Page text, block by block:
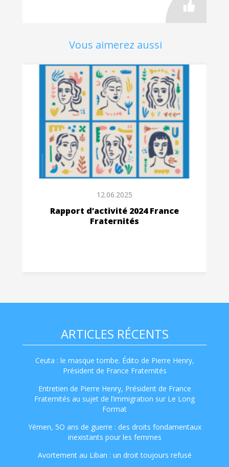
Vous aimerez aussi
12.06.2025
Rapport d’activité 2024 France
Fraternités
ARTICLES RÉCENTS
Ceuta : le masque tombe. Édito de Pierre Henry,
Président de France Fraternités
Entretien de Pierre Henry, Président de France
Fraternités au sujet de l’immigration sur Le Long
Format
Yémen, 5O ans de guerre : des droits fondamentaux
inexistants pour les femmes
Avortement au Liban : un droit toujours refusé